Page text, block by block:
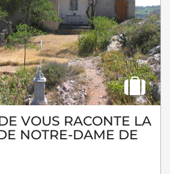
VOUS RACONTE LA
NOTRE-DAME DE